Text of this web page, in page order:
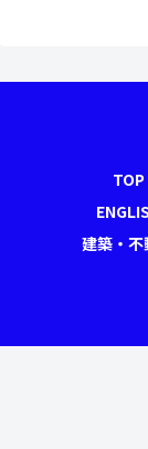
TOP
建築・不